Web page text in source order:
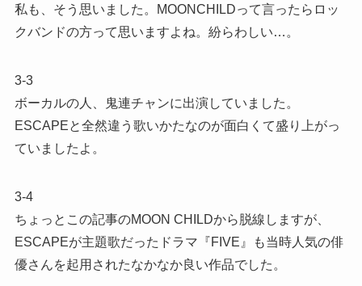
私も、そう思いました。MOONCHILDって言ったらロッ
クバンドの方って思いますよね。紛らわしい…。
3-3
ボーカルの人、鬼連チャンに出演していました。
ESCAPEと全然違う歌いかたなのが面白くて盛り上がっ
ていましたよ。
3-4
ちょっとこの記事のMOON CHILDから脱線しますが、
ESCAPEが主題歌だったドラマ『FIVE』も当時人気の俳
優さんを起用されたなかなか良い作品でした。